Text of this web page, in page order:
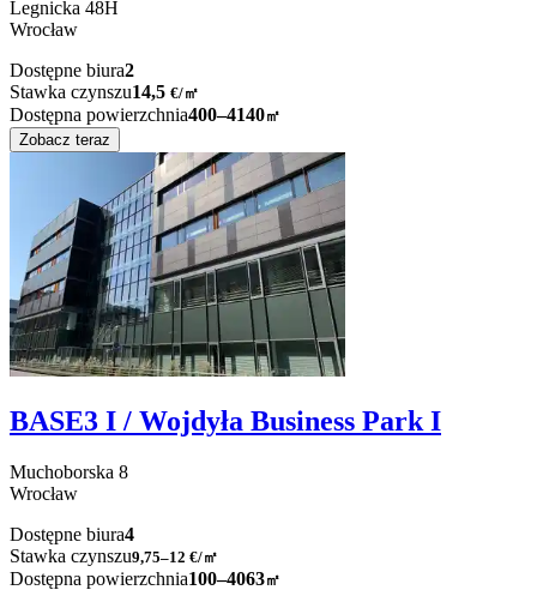
Legnicka 48H
Wrocław
Dostępne biura2
Stawka czynszu14,5 €/㎡
Dostępna powierzchnia400–4140㎡
Zobacz teraz
BASE3 I / Wojdyła Business Park I
Muchoborska 8
Wrocław
Dostępne biura4
Stawka czynszu9,75–12 €/㎡
Dostępna powierzchnia100–4063㎡